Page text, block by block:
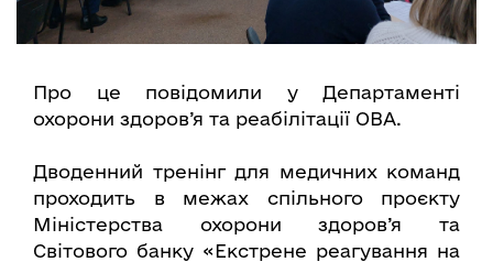
Про це повідомили у Департаменті
охорони здоров’я та реабілітації ОВА.
Дводенний тренінг для медичних команд
проходить в межах спільного проєкту
Міністерства охорони здоров’я та
Світового банку «Екстрене реагування на